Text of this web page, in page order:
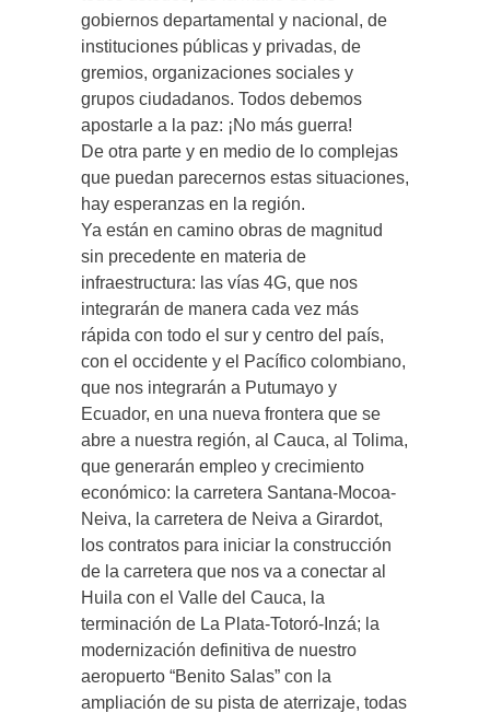
gobiernos departamental y nacional, de
instituciones públicas y privadas, de
gremios, organizaciones sociales y
grupos ciudadanos. Todos debemos
apostarle a la paz: ¡No más guerra!
De otra parte y en medio de lo complejas
que puedan parecernos estas situaciones,
hay esperanzas en la región.
Ya están en camino obras de magnitud
sin precedente en materia de
infraestructura: las vías 4G, que nos
integrarán de manera cada vez más
rápida con todo el sur y centro del país,
con el occidente y el Pacífico colombiano,
que nos integrarán a Putumayo y
Ecuador, en una nueva frontera que se
abre a nuestra región, al Cauca, al Tolima,
que generarán empleo y crecimiento
económico: la carretera Santana-Mocoa-
Neiva, la carretera de Neiva a Girardot,
los contratos para iniciar la construcción
de la carretera que nos va a conectar al
Huila con el Valle del Cauca, la
terminación de La Plata-Totoró-Inzá; la
modernización definitiva de nuestro
aeropuerto “Benito Salas” con la
ampliación de su pista de aterrizaje, todas